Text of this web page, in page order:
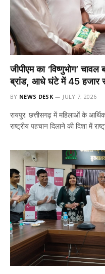
जीपीएम का ‘विष्णुभोग’
ब्रांड, आधे घंटे में 45 हजार
BY NEWS DESK JULY 7, 2026
रायपुर: छत्तीसगढ़ में महिलाओं के
राष्ट्रीय पहचान दिलाने की दिशा में